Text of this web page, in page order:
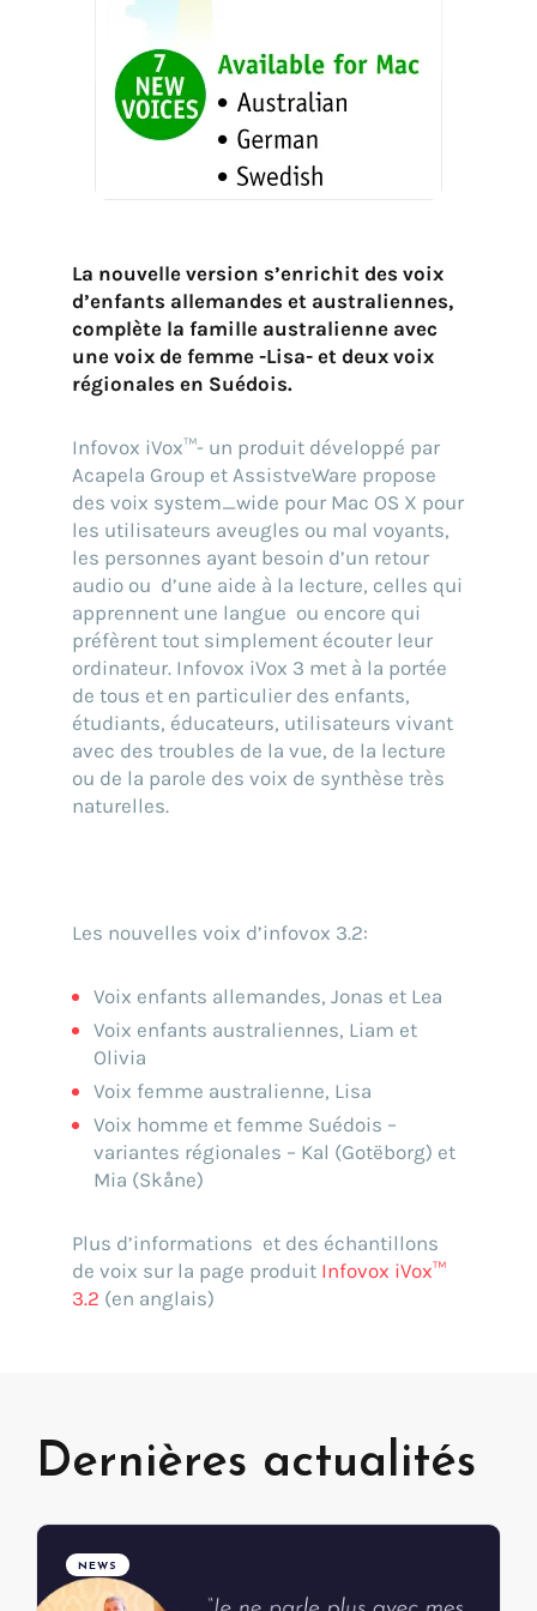
Trouvez votre solution
Go !
La nouvelle version s’enrichit des voix
d’enfants allemandes et australiennes,
complète la famille australienne avec
une voix de femme -Lisa- et deux voix
régionales en Suédois.
Infovox iVox™- un produit développé par
Acapela Group et AssistveWare propose
des voix system_wide pour Mac OS X pour
les utilisateurs aveugles ou mal voyants,
les personnes ayant besoin d’un retour
audio ou d’une aide à la lecture, celles qui
apprennent une langue ou encore qui
préfèrent tout simplement écouter leur
ordinateur. Infovox iVox 3 met à la portée
de tous et en particulier des enfants,
étudiants, éducateurs, utilisateurs vivant
avec des troubles de la vue, de la lecture
ou de la parole des voix de synthèse très
naturelles.
Les nouvelles voix d’infovox 3.2:
Voix enfants allemandes, Jonas et Lea
Voix enfants australiennes, Liam et
Olivia
Voix femme australienne, Lisa
Voix homme et femme Suédois –
variantes régionales – Kal (Gotëborg) et
Mia (Skåne)
Plus d’informations et des échantillons
de voix sur la page produit Infovox iVox™
3.2 (en anglais)
Dernières actualités
NEWS